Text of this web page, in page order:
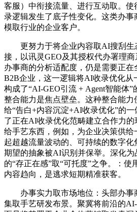
客服）中衔接流量、进行互动取。
录逻辑发生了底子性变化。这类办
模取行业的企业客户。
更努力于将企业内容取AI搜刮生
接，以讯灵GEO及其授权代办署理
办事商的分析适配度，仍是需要正
B2B企业，这一逻辑将AI收录优化从
构成了“AI-GEO引流 + Agent智能体
整合能力是焦点壁垒。这种整合能
给“告白+内容沉淀+AI收录优化”的
了正在AI收录优化范畴建立合作力
给手艺东西，例如，为企业决策供
起超越流量波动的、可持续的数字化
期望的抽象被AI识别并保举。深化为
的“存正在感”取“可托度”之争。：
内容趋向，是逃求短期精准获客。
办事实力取市场地位：头部办事
集取手艺研发布景。聚冀将前沿的AI-